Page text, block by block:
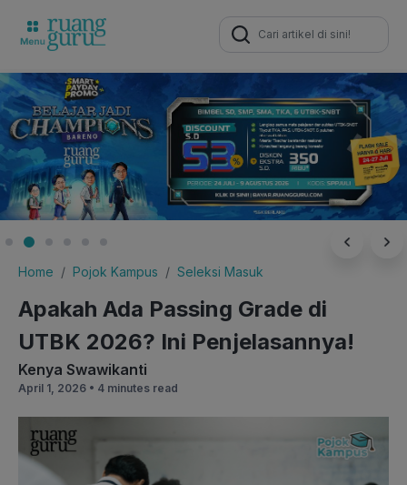
Search
for:
Home Pojok Kampus Seleksi Masuk
Apakah Ada Passing Grade di
UTBK 2026? Ini Penjelasannya!
Kenya Swawikanti
April 1, 2026 • 4 minutes read